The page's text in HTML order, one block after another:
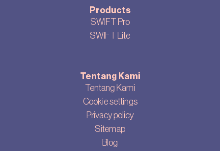
Products
SWIFT Pro
SWIFT Lite
Tentang Kami
Tentang Kami
Cookie settings
Privacy policy
Sitemap
Blog